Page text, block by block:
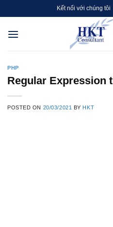
to
content
Kết nối với chúng tôi
PHP
Regular Expression
POSTED ON 20/03/2021 BY HKT